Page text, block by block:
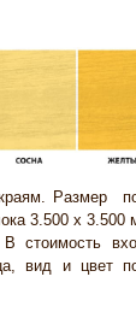
Размер
3.500 х 3.500
вид и цвет